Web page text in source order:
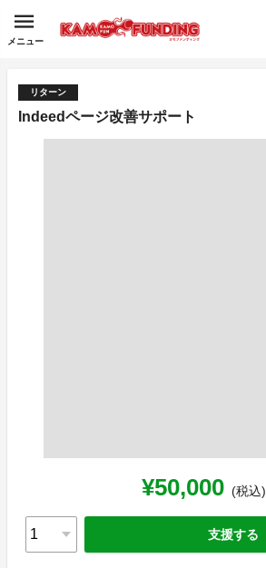
メニュー
リターン
Indeedページ改善サポート
¥50,000 (税込)
支援する